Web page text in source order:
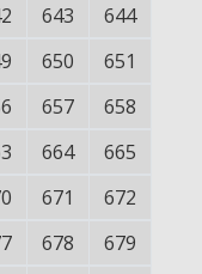
643
644
650
651
657
658
664
665
671
672
678
679